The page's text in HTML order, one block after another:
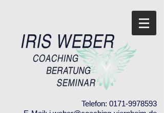
Telefon: 0171-9978593